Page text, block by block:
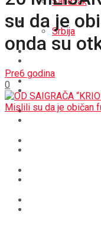
REGIJA
SVIJET
BOŠNJACI
CRNA HRONIKA
Srbija
SVIJET
su da je
onda su
Pre6 godina
0